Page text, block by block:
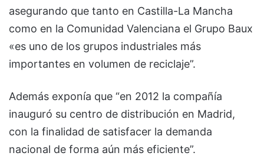
asegurando que tanto en Castilla-La Mancha
como en la Comunidad Valenciana el Grupo Baux
«es uno de los grupos industriales más
importantes en volumen de reciclaje”.
Además exponía que “en 2012 la compañía
inauguró su centro de distribución en Madrid,
con la finalidad de satisfacer la demanda
nacional de forma aún más eficiente”.